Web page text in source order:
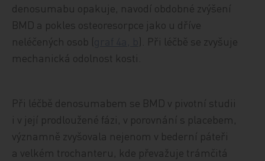
denosumabu opakuje, navodí obdobné zvýšení
BMD a pokles osteoresorpce jako u dříve
neléčených osob (
). Při léčbě se zvyšuje
mechanická odolnost kosti.
Při léčbě denosumabem se BMD v pivotní studii
i v její prodloužené fázi, v porovnání s placebem,
významně zvyšovala nejenom v bederní páteři
a velkém trochanteru, kde převažuje trámčitá